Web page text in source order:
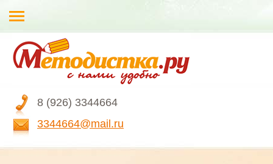
8 (926) 3344664
3344664@mail.ru